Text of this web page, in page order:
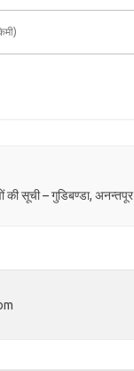
की सूची – गुडिबण्डा, अनन्तपूर